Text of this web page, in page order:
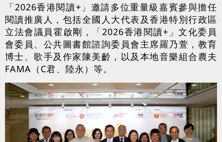
「2026香港閱讀+」邀請多位重量級嘉賓參與擔任
閱讀推廣人，包括全國人大代表及香港特別行政區
立法會議員霍啟剛，「2026香港閱讀+」文化委員
會委員、公共圖書館諮詢委員會主席羅乃萱，教育
博士、歌手及作家陳美齡，以及本地音樂組合農夫
FAMA（C君、陸永）等。